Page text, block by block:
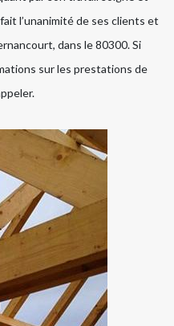
l’unanimité de ses clients et
dans le 80300. Si
sur les prestations de